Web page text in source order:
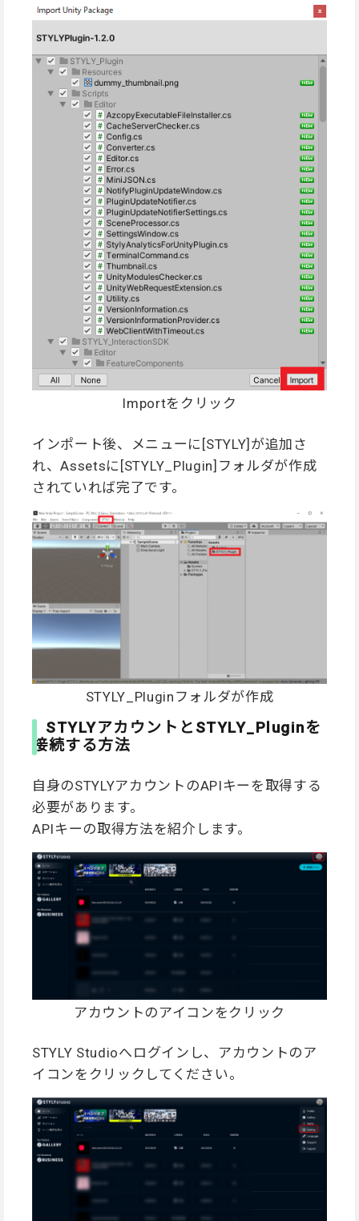
Importをクリック
インポート後、メニューに[STYLY]が追加さ
れ、Assetsに[STYLY_Plugin]フォルダが作成
されていれば完了です。
STYLY_Pluginフォルダが作成
STYLYアカウントとSTYLY_Pluginを
接続する方法
自身のSTYLYアカウントのAPIキーを取得する
必要があります。
APIキーの取得方法を紹介します。
アカウントのアイコンをクリック
STYLY Studioへログインし、アカウントのア
イコンをクリックしてください。